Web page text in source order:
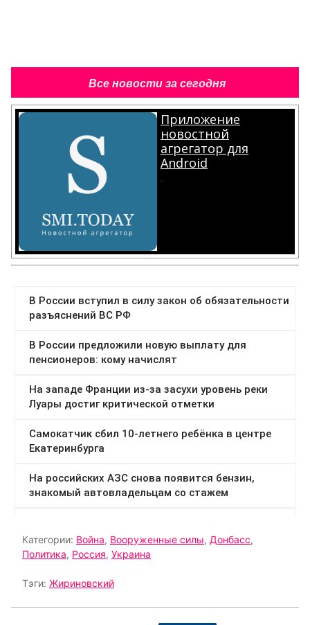
Все новости за сегодня
Приложение
новостной
агрегатор для
Android
.
Категории: Война, Вооруженные силы, Донбасс,
Политика, Россия, Украина
Тэги: Жириновский